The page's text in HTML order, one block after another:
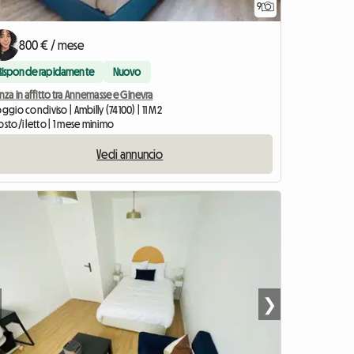
9
800 € / mese
rapidamente Nuovo
in affitto tra Annemasse e Ginevra
condiviso | Ambilly (74100) | 11 M2
i letto | 1 mese minimo
Vedi annuncio
❯